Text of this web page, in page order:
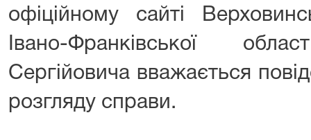
офіційному сайті
Івано-Франківської
Сергійовича вважається
розгляду справи.